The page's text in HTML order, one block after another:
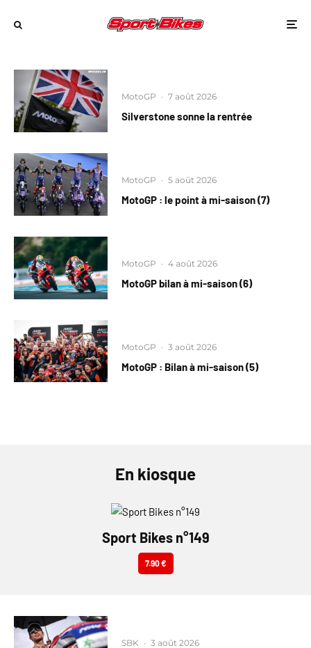
MotoGP · 7 août 2026
Silverstone sonne la rentrée
MotoGP · 5 août 2026
MotoGP : le point à mi-saison (7)
MotoGP · 4 août 2026
MotoGP bilan à mi-saison (6)
MotoGP · 3 août 2026
MotoGP : Bilan à mi-saison (5)
En kiosque
Sport Bikes n°149
7.90 €
SBK · 3 août 2026